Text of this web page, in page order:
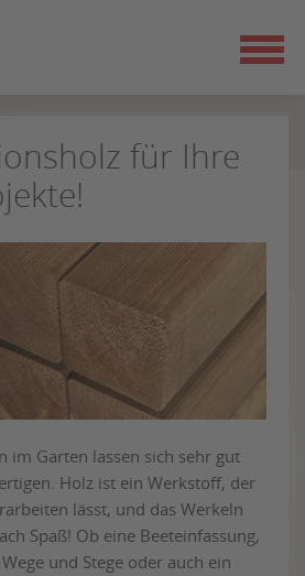
für Ihre
im Garten lassen sich sehr gut
Holz ist ein Werkstoff, der
lässt, und das Werkeln
Spaß! Ob eine Beeteinfassung,
und Stege oder auch ein